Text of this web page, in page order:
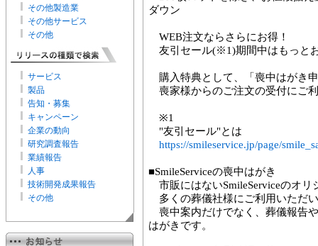
その他製造業
その他サービス
その他
サービス
製品
告知・募集
キャンペーン
企業の動向
研究調査報告
業績報告
人事
技術開発成果報告
その他
ダウン
WEB注文ならさらにお得！
友引セール(※1)期間中はもっと
購入特典として、「喪中はがき
喪家様からのご注文の受付にご
※1
"友引セール"とは
https://smileservice.jp/page/
■SmileServiceの喪中はがき
市販にはないSmileServiceのオリ
多くの葬儀社様にご利用いただ
喪中案内だけでなく、葬儀報告
はがきです。